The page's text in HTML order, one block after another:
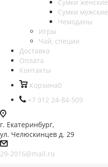
Сумки женские
Сумки мужские
Чемоданы
Игры
Чай, специи
Доставка
Оплата
Контакты
Корзина0
+7 912 24-84-509
г. Екатеринбург,
ул. Челюскинцев д. 29
29-2016@mail.ru